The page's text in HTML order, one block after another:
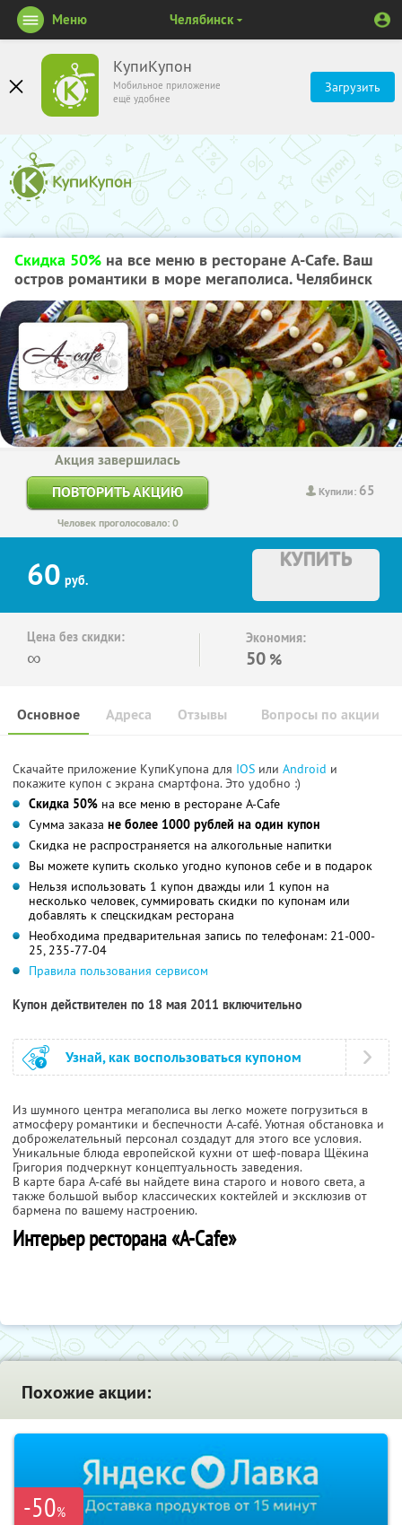
КупиКупон
Мобильное приложение
ещё удобнее
Загрузить
Меню Челябинск
Скидка 50% на все меню в ресторане A-Cafe. Ваш
остров романтики в море мегаполиса. Челябинск
Купили: 65
Акция завершилась
ПОВТОРИТЬ АКЦИЮ
Человек проголосовало: 0
60 руб.
КУПИТЬ
Цена без скидки:
∞
Экономия:
50 %
Основное Отзывы Вопросы по акции
Адреса
Скачайте приложение КупиКупона для IOS или Android и
покажите купон с экрана смартфона. Это удобно :)
Скидка 50% на все меню в ресторане A-Cafe
Сумма заказа не более 1000 рублей на один купон
Скидка не распространяется на алкогольные напитки
Вы можете купить сколько угодно купонов себе и в подарок
Нельзя использовать 1 купон дважды или 1 купон на
несколько человек, суммировать скидки по купонам или
добавлять к спецскидкам ресторана
Необходима предварительная запись по телефонам: 21-000-
25, 235-77-04
Правила пользования сервисом
Купон действителен по 18 мая 2011 включительно
Узнай, как воспользоваться купоном
Из шумного центра мегаполиса вы легко можете погрузиться в
атмосферу романтики и беспечности A-café. Уютная обстановка и
доброжелательный персонал создадут для этого все условия.
Уникальные блюда европейской кухни от шеф-повара Щёкина
Григория подчеркнут концептуальность заведения.
В карте бара A-café вы найдете вина старого и нового света, а
также большой выбор классических коктейлей и эксклюзив от
бармена по вашему настроению.
Интерьер ресторана «А-Саfe»
Похожие акции:
-50%